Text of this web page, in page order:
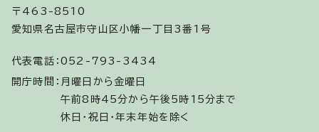
〒463-8510
愛知県名古屋市守山区小幡一丁目3番1号
代表電話： 052-793-3434
開庁時間： 月曜日から金曜日
午前8時45分から午後5時15分まで
休日・祝日・年末年始を除く